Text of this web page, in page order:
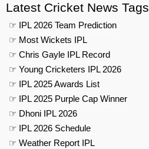
Latest Cricket News Tags
☞ IPL 2026 Team Prediction
☞ Most Wickets IPL
☞ Chris Gayle IPL Record
☞ Young Cricketers IPL 2026
☞ IPL 2025 Awards List
☞ IPL 2025 Purple Cap Winner
☞ Dhoni IPL 2026
☞ IPL 2026 Schedule
☞ Weather Report IPL